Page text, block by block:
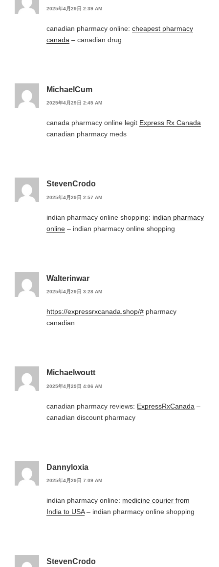
2025年4月29日 2:39 AM
canadian pharmacy online: cheapest pharmacy
canada – canadian drug
MichaelCum
2025年4月29日 2:45 AM
canada pharmacy online legit Express Rx Canada
canadian pharmacy meds
StevenCrodo
2025年4月29日 2:57 AM
indian pharmacy online shopping: indian pharmacy
online – indian pharmacy online shopping
Walterinwar
2025年4月29日 3:28 AM
https://expressrxcanada.shop/# pharmacy
canadian
Michaelwoutt
2025年4月29日 4:06 AM
canadian pharmacy reviews: ExpressRxCanada –
canadian discount pharmacy
Dannyloxia
2025年4月29日 7:09 AM
indian pharmacy online: medicine courier from
India to USA– indian pharmacy online shopping
StevenCrodo